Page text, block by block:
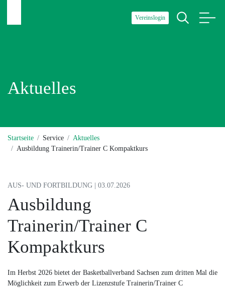
Vereinslogin
Aktuelles
Startseite Service
Aktuelles
Ausbildung Trainerin/Trainer C Kompaktkurs
AUS- UND FORTBILDUNG | 03.07.2026
Ausbildung
Trainerin/Trainer C
Kompaktkurs
Im Herbst 2026 bietet der Basketballverband Sachsen zum dritten Mal die
Möglichkeit zum Erwerb der Lizenzstufe Trainerin/Trainer C